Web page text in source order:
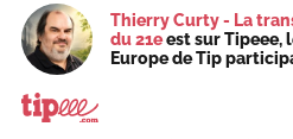
Thierry Curty - La
du 21eest sur Tipeee,
Europe de Tip